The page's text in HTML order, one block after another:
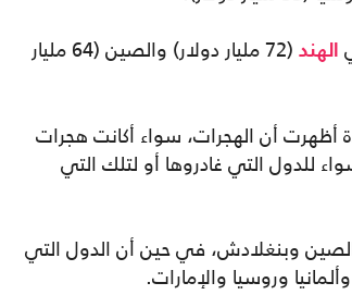
الهند
(72 مليار دولار) والصين (64 مليار
أظهرت أن الهجرات، سواء أكانت هجرات
للدول التي غادروها أو لتلك التي
وبنغلادش، في حين أن الدول التي
وروسيا والإمارات.